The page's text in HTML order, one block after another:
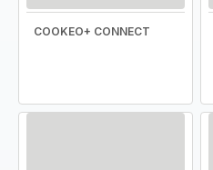
COOKEO+ CONNECT